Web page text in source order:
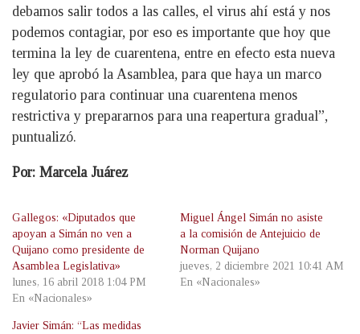
debamos salir todos a las calles, el virus ahí está y nos
podemos contagiar, por eso es importante que hoy que
termina la ley de cuarentena, entre en efecto esta nueva
ley que aprobó la Asamblea, para que haya un marco
regulatorio para continuar una cuarentena menos
restrictiva y prepararnos para una reapertura gradual”,
puntualizó.
Por: Marcela Juárez
Gallegos: «Diputados que
apoyan a Simán no ven a
Quijano como presidente de
Asamblea Legislativa»
lunes, 16 abril 2018 1:04 PM
En «Nacionales»
Miguel Ángel Simán no asiste
a la comisión de Antejuicio de
Norman Quijano
jueves, 2 diciembre 2021 10:41 AM
En «Nacionales»
Javier Simán: “Las medidas